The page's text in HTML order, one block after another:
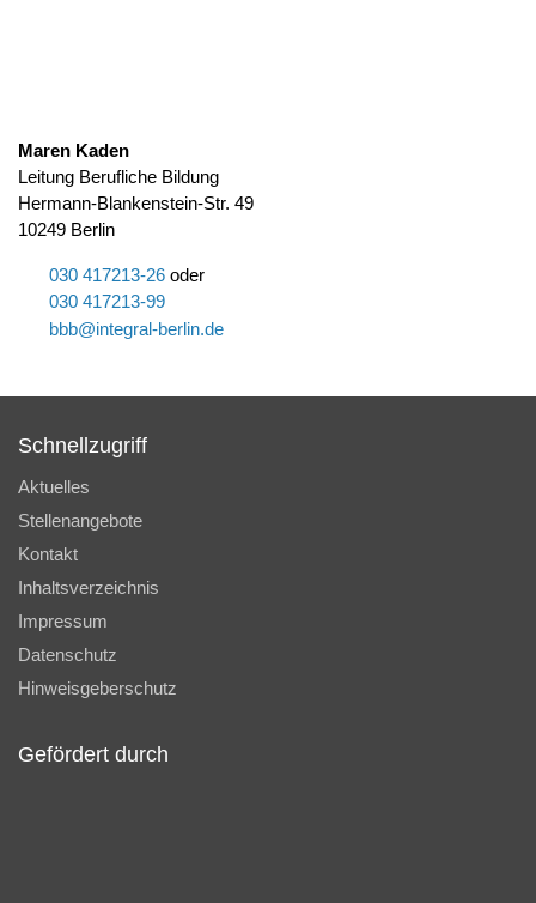
Maren Kaden
Leitung Berufliche Bildung
Hermann-Blankenstein-Str. 49
10249 Berlin
030 417213-26 oder
030 417213-99
bbb@integral-berlin.de
Schnellzugriff
Aktuelles
Stellenangebote
Kontakt
Inhaltsverzeichnis
Impressum
Datenschutz
Hinweisgeberschutz
Gefördert durch